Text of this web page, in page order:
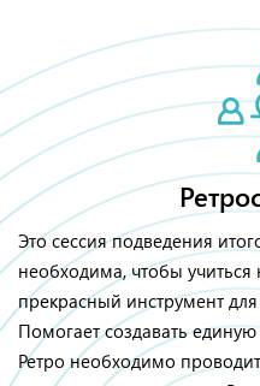
Это сессия подведения
необходима, чтобы учиться
прекрасный инструмент
Помогает создавать
Ретро необходимо